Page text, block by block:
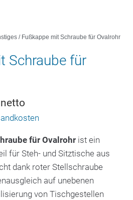
/ Fußkappe mit Schraube für Ovalrohr
Schraube für
netto
für Ovalrohr ist ein
für Steh- und Sitztische aus
dank roter Stellschraube
auf unebenen
von Tischgestellen